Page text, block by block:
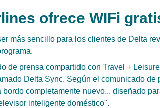
ofrece WIFi
más sencillo para los clientes de Delta
de prensa compartido con Travel +
Delta Sync. Según el comunicado de
bordo completamente nuevo... diseñado
inteligente doméstico".